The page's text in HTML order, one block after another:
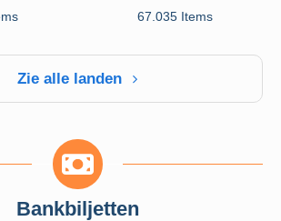
67.035 Items
Zie alle landen
Bankbiljetten